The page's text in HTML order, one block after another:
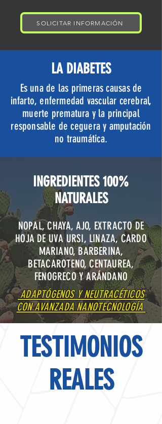
SOLICITAR INFORMACIÓN
LA DIABETES
Es una de las primeras causas de
infarto, enfermedad vascular cerebral,
muerte prematura y la principal
responsable de ceguera y amputación
no traumática.
INGREDIENTES 100%
NATURALES
NOPAL, CHAYA, AJO, EXTRACTO DE
HOJA DE UVA URSI, LINAZA, CARDO
MARIANO, BARBERINA,
BETACAROTENO, CENTAUREA,
FENOGRECO Y ARÁNDANO
ADAPTÓGENOS Y NEUTRACÉTICOS
CON AVANZADA NANOTECNOLOGÍA
TESTIMONIOS
REALES